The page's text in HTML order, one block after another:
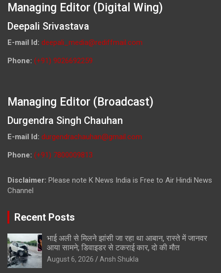
Managing Editor (Digital Wing)
Deepali Srivastava
E-mail Id: deepali_media@rediffmail.com
Phone: (+91) 9026692259
Managing Editor (Broadcast)
Durgendra Singh Chauhan
E-mail Id: durgendrachauhan@gmail.com
Phone: (+91) 7800009813
Disclaimer: Please note K News India is Free to Air Hindi News
Channel
Recent Posts
भाई अली से मिलने झांसी जा रहा था आबान, रास्ते में जानवर
आया सामने; डिवाइडर से टकराई कार, दो की मौत
August 6, 2026 Ansh Shukla